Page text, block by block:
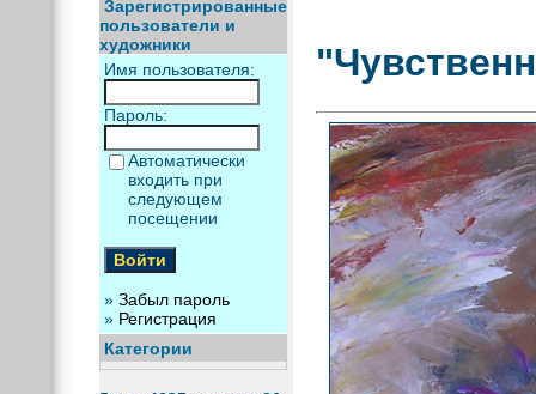
Зарегистрированные
пользователи и
художники
Имя пользователя:
Пароль:
Автоматически
входить при
следующем
посещении
» Забыл пароль
» Регистрация
Категории